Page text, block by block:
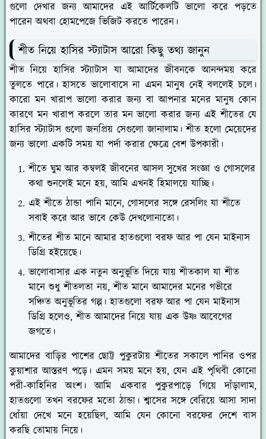
গুলো দেখার জন্য আমাদের এই আর্টিকেলটি ভালো করে পড়তে
পারেন অথবা হোমপেজে ভিজিট করতে পারেন।
শীত নিয়ে হাসির স্ট্যাটাস আরো কিছু তথ্য জানুন
শীত নিয়ে হাসির স্ট্যাটাস যা আমাদের জীবনকে আনন্দময় করে
তুলতে পারে। হাসতে ভালোবাসে না এমন মানুষ নেই বললেই চলে।
কারো মন খারাপ ভালো করার জন্য বা আপনার মনের মানুষ কোন
কারণে মন খারাপ করলে তার মন ভালো করার জন্য এই শীতের যে
হাসির স্ট্যাটাস গুলো জনপ্রিয় সেগুলো জানালাম। শীত হলো মেয়েদের
জন্য ভালো একটি সময় যা পর্দা করার ক্ষেত্রে বেশ উপকারী।
শীতে ঘুম আর কম্বলই জীবনের আসল সুখের সংজ্ঞা ও গোসলের
কথা শুনলেই মনে হয়, আমি এখনই হিমালয়ে যাচ্ছি।
এই শীতে ঠান্ডা পানি মানে, গোসলের সঙ্গে রেসলিং যা শীতে
সবাই করে আর ভাবে কেউ দেখলোনাতো।
শীতের শীত মানে আমার হাতগুলো বরফ আর পা যেন মাইনাস
ডিগ্রি হইয়েছে।
ভালোবাসার এক নতুন অনুভূতি দিয়ে যায় শীতকাল যা শীত
মানে শুধু শীতলতা নয়, শীত মানে আমাদের মনের গভীরে
সঞ্চিত অনুভূতির গল্প। হাতগুলো বরফ আর পা যেন মাইনাস
ডিগ্রি হলেও, শীত আমাদের নিয়ে যায় এক উষ্ণ আবেগের
জগতে।
আমাদের বাড়ির পাশের ছোট্ট পুকুরটায় শীতের সকালে পানির ওপর
কুয়াশার আস্তরণ পড়ে। এমন সময় মনে হয়, যেন এই পৃথিবী কোনো
পরী-কাহিনির অংশ। আমি একবার পুকুরপাড়ে গিয়ে দাঁড়ালাম,
হাতগুলো তখন বরফের মতো ঠান্ডা। শ্বাসের সঙ্গে বেরিয়ে আসা সাদা
ধোঁয়া দেখে মনে হয়েছিল, আমি যেন কোনো বরফের দেশে বাস
করছি তোমায় নিয়ে।